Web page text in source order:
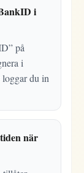
i
på
i
du in
när